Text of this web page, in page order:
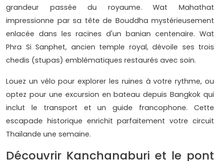
grandeur passée du royaume. Wat Mahathat
impressionne par sa tête de Bouddha mystérieusement
enlacée dans les racines d'un banian centenaire. Wat
Phra Si Sanphet, ancien temple royal, dévoile ses trois
chedis (stupas) emblématiques restaurés avec soin.
Louez un vélo pour explorer les ruines à votre rythme, ou
optez pour une excursion en bateau depuis Bangkok qui
inclut le transport et un guide francophone. Cette
escapade historique enrichit parfaitement votre circuit
Thaïlande une semaine.
Découvrir Kanchanaburi et le pont